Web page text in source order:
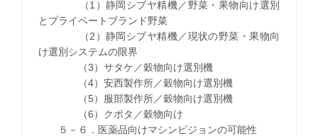
（1）静岡シブヤ精機／野菜・果物向け選別
とプライベートブランド野菜
（2）静岡シブヤ精機／現状の野菜・果物向
け選別システムの限界
（3）サタケ／穀物向け選別機
（4）安西製作所／穀物向け選別機
（5）服部製作所／穀物向け選別機
（6）クボタ／穀物向け
５－６．医薬品向けマシンビジョンの可能性